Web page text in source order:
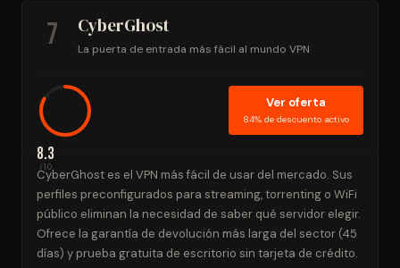
7 CyberGhost
La puerta de entrada más fácil al mundo VPN
8.3
/10
Ver oferta
84% de descuento activo
CyberGhost es el VPN más fácil de usar del mercado. Sus
perfiles preconfigurados para streaming, torrenting o WiFi
público eliminan la necesidad de saber qué servidor elegir.
Ofrece la garantía de devolución más larga del sector (45
días) y prueba gratuita de escritorio sin tarjeta de crédito.